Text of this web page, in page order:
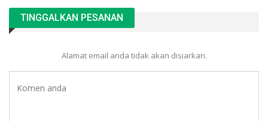
TINGGALKAN PESANAN
Alamat email anda tidak akan disiarkan.